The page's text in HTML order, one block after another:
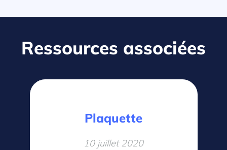
Ressources associées
Plaquette
10 juillet 2020